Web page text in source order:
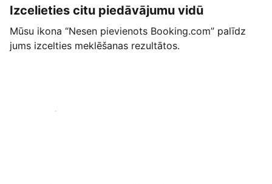
Izcelieties citu piedāvājumu vidū
Mūsu ikona “Nesen pievienots Booking.com” palīdz
jums izcelties meklēšanas rezultātos.
Sākt jau šodien